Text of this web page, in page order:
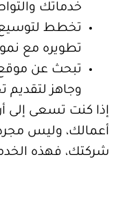
والتواصل معك.
لتوسيع نشاطك
مع نمو أعمالك.
عن موقع سريع،
لتقديم تجربة
إلى أن يصبح
وليس مجرد صفحة
الخدمة